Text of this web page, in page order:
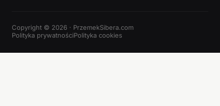
Copyright © 2026 · PrzemekSibera.com
Polityka prywatnościPolityka cookies